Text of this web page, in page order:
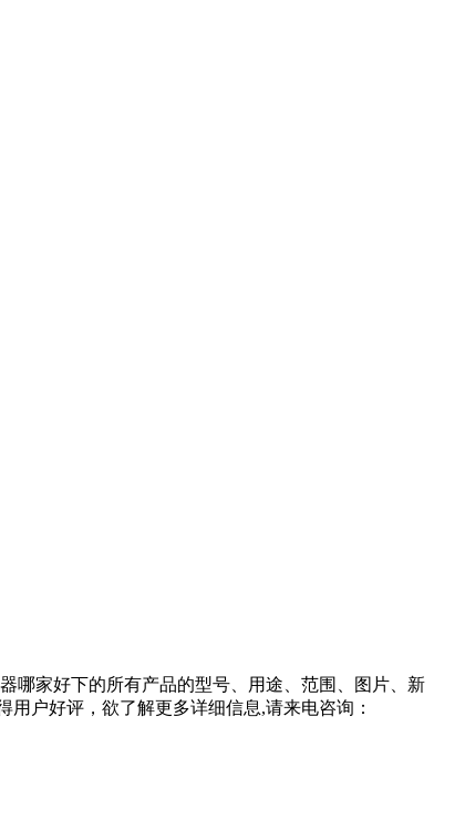
哪家好下的所有产品的型号、用途、范围、图片、新
户好评，欲了解更多详细信息,请来电咨询：